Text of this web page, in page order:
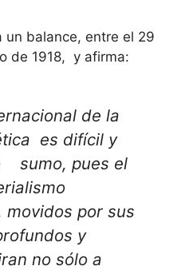
un balance, entre el 29
de 1918, y afirma:
de la
es difícil y
sumo, pues el
movidos por sus
y
no sólo a